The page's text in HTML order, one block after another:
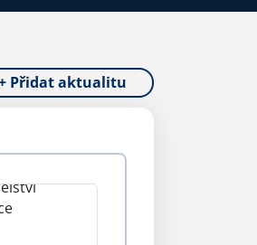
Přidat aktualitu